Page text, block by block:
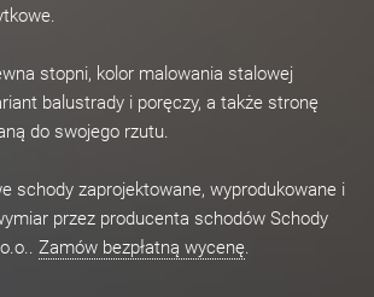
stopni, kolor malowania stalowej
balustrady i poręczy, a także stronę
do swojego rzutu.
schody zaprojektowane, wyprodukowane i
przez producenta schodów Schody
Zamów bezpłatną wycenę.